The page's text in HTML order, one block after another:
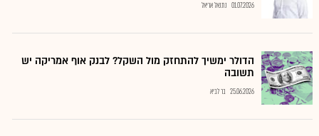
01.07.2026 נתנאל אריאל
הדולר ימשיך להתחזק מול השקל? לבנק אוף אמריקה יש
תשובה
25.06.2026 בר לביא